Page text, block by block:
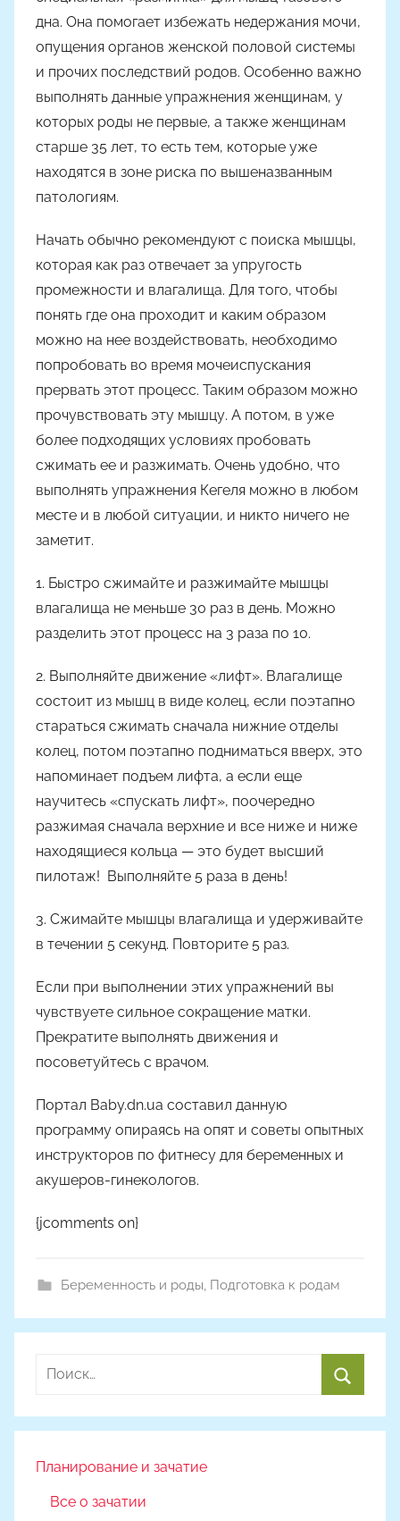
дна. Она помогает избежать недержания мочи,
опущения органов женской половой системы
и прочих последствий родов. Особенно важно
выполнять данные упражнения женщинам, у
которых роды не первые, а также женщинам
старше 35 лет, то есть тем, которые уже
находятся в зоне риска по вышеназванным
патологиям.
Начать обычно рекомендуют с поиска мышцы,
которая как раз отвечает за упругость
промежности и влагалища. Для того, чтобы
понять где она проходит и каким образом
можно на нее воздействовать, необходимо
попробовать во время мочеиспускания
прервать этот процесс. Таким образом можно
прочувствовать эту мышцу. А потом, в уже
более подходящих условиях пробовать
сжимать ее и разжимать. Очень удобно, что
выполнять упражнения Кегеля можно в любом
месте и в любой ситуации, и никто ничего не
заметит.
1. Быстро сжимайте и разжимайте мышцы
влагалища не меньше 30 раз в день. Можно
разделить этот процесс на 3 раза по 10.
2. Выполняйте движение «лифт». Влагалище
состоит из мышц в виде колец, если поэтапно
стараться сжимать сначала нижние отделы
колец, потом поэтапно подниматься вверх, это
напоминает подъем лифта, а если еще
научитесь «спускать лифт», поочередно
разжимая сначала верхние и все ниже и ниже
находящиеся кольца — это будет высший
пилотаж! Выполняйте 5 раза в день!
3. Сжимайте мышцы влагалища и удерживайте
в течении 5 секунд. Повторите 5 раз.
Если при выполнении этих упражнений вы
чувствуете сильное сокращение матки.
Прекратите выполнять движения и
посоветуйтесь с врачом.
Портал Baby.dn.ua составил данную
программу опираясь на опят и советы опытных
инструкторов по фитнесу для беременных и
акушеров-гинекологов.
{jcomments on}
Беременность и роды Подготовка к родам
Найти:
Планирование и зачатие
Все о зачатии